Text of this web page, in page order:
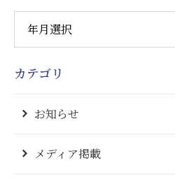
カテゴリ
お知らせ
メディア掲載